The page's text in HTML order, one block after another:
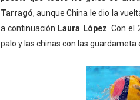
Campeonato de
Tarragó, aunque China le dio la
a continuación Laura López . Con el
palo y las chinas con las guardameta